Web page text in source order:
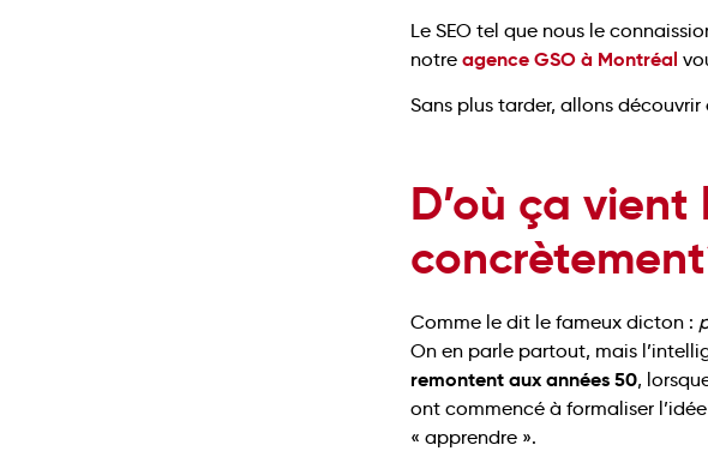
Le SEO tel que nous le
notre agence GSO à Montréal
Sans plus tarder, allons découvrir
D’où ça
Comme le dit le fameux dicton :
On en parle partout, mais
remontent aux années 50,
ont commencé à formaliser
« apprendre ».